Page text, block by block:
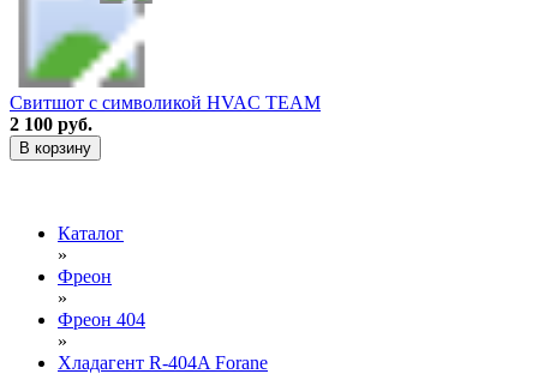
Свитшот с символикой HVAC TEAM
2 100 руб.
В корзину
Каталог
»
Фреон
»
Фреон 404
»
Хладагент R-404A Forane